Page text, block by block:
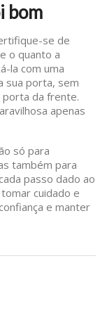
bom
se de
o quanto a
la com uma
sua porta, sem
porta da frente.
apenas
só para
também para
passo dado ao
cuidado e
e manter